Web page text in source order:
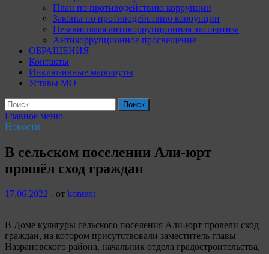
План по противодействию коррупции
Законы по противодействию коррупции
Независимая антикоррупционная экспертиза
Антикоррупционное просвещение
ОБРАЩЕНИЯ
Контакты
Инклюзивные маршруты
Уставы МО
Найти:
Главное меню
Новости
В сельском поселении Али-юрт
прошёл сход граждан
17.06.2022 - от kontent
В Доме культуры сельского поселения Али-юрт провели сход
граждан, на котором присутствовали заместитель главы
Назрановского района, начальник отдела градостроительства,